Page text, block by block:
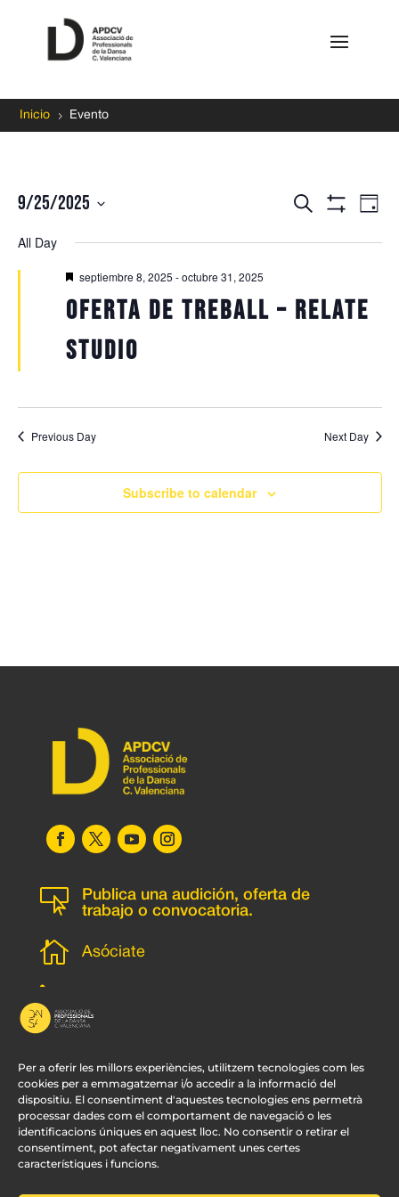
Per a oferir les millors experiències, utilitzem tecnologies com les
cookies per a emmagatzemar i/o accedir a la informació del
dispositiu. El consentiment d'aquestes tecnologies ens permetrà
processar dades com el comportament de navegació o les
identificacions úniques en aquest lloc. No consentir o retirar el
consentiment, pot afectar negativament unes certes
característiques i funcions.
Inicio 5 Evento
Events
and
Search
Day
9/25/2025
date.
All Day
Featured
septiembre 8, 2025 -octubre 31, 2025
Oferta de treball – Relate
Studio
Previous Day Next Day
Subscribe to calendar

Publica una audición, oferta de
trabajo o convocatoria.
 Asóciate
l